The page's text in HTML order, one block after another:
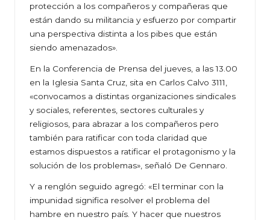
protección a los compañeros y compañeras que
están dando su militancia y esfuerzo por compartir
una perspectiva distinta a los pibes que están
siendo amenazados».
En la Conferencia de Prensa del jueves, a las 13.00
en la Iglesia Santa Cruz, sita en Carlos Calvo 3111,
«convocamos a distintas organizaciones sindicales
y sociales, referentes, sectores culturales y
religiosos, para abrazar a los compañeros pero
también para ratificar con toda claridad que
estamos dispuestos a ratificar el protagonismo y la
solución de los problemas», señaló De Gennaro.
Y a renglón seguido agregó: «El terminar con la
impunidad significa resolver el problema del
hambre en nuestro país. Y hacer que nuestros